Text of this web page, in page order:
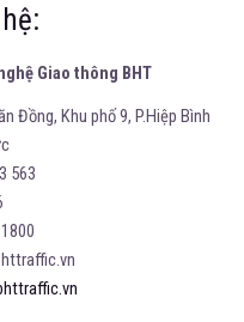
Giao thông BHT
Đồng, Khu phố 9, P.Hiệp Bình
563